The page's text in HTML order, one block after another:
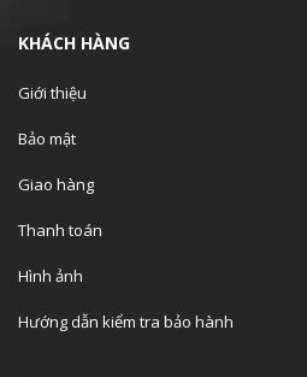
KHÁCH HÀNG
Giới thiệu
Bảo mật
Giao hàng
Thanh toán
Hình ảnh
Hướng dẫn kiểm tra bảo hành